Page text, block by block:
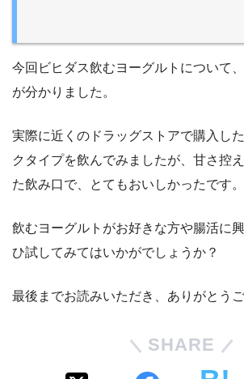
今回ビヒダス飲むヨーグルトについて
が分かりました。
実際に近くのドラッグストアで購入し
クタイプを飲んでみましたが、甘さ控
た飲み口で、とてもおいしかったです。
飲むヨーグルトがお好きな方や腸活に
ひ試してみてはいかがでしょうか？
最後までお読みいただき、ありがとうご
SHARE